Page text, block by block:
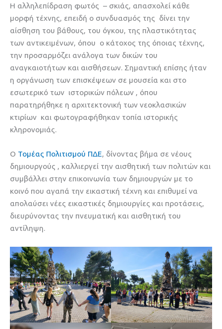
Η αλληλεπίδραση φωτός – σκιάς, απασχολεί κάθε
μορφή τέχνης, επειδή ο συνδυασμός της δίνει την
αίσθηση του βάθους, του όγκου, της πλαστικότητας
των αντικειμένων, όπου ο κάτοχος της όποιας τέχνης,
την προσαρμόζει ανάλογα των δικών του
αναγκαιοτήτων και αισθήσεων. Σημαντική επίσης ήταν
η οργάνωση των επισκέψεων σε μουσεία και στο
εσωτερικό των ιστορικών πόλεων , όπου
παρατηρήθηκε η αρχιτεκτονική των νεοκλασικών
κτιρίων και φωτογραφήθηκαν τοπία ιστορικής
κληρονομιάς.
Ο Τομέας Πολιτισμού ΠΔΕ, δίνοντας βήμα σε νέους
δημιουργούς , καλλιεργεί την αισθητική των πολιτών και
συμβάλλει στην επικοινωνία των δημιουργών με το
κοινό που αγαπά την εικαστική τέχνη και επιθυμεί να
απολαύσει νέες εικαστικές δημιουργίες και προτάσεις,
διευρύνοντας την πνευματική και αισθητική του
αντίληψη.